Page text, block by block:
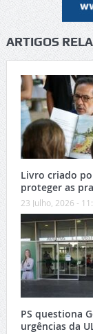
ARTIGOS
Livro criado
proteger as
23 Julho, 2026 -
PS questiona
urgências da